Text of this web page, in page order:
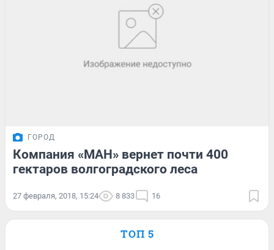
ГОРОД
Компания «МАН» вернет почти 400
гектаров волгоградского леса
27 февраля, 2018, 15:24 8 833 16
ТОП 5